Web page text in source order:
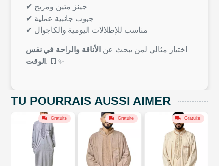
✔ جينز متين ومريح
✔ جيوب جانبية عملية
✔ مناسب للإطلالات اليومية والكاجوال
اختيار مثالي لمن يبحث عن الأناقة والراحة في نفس
الوقت . 👖✨
TU POURRAIS AUSSI AIMER
Gratuite Gratuite Gratuite